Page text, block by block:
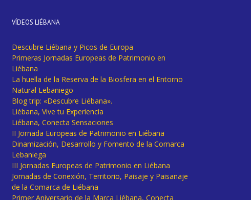
VÍDEOS LIÉBANA
Descubre Liébana y Picos de Europa
Primeras Jornadas Europeas de Patrimonio en
Liébana
La huella de la Reserva de la Biosfera en el Entorno
Natural Lebaniego
Blog trip: «Descubre Liébana».
Liébana, Vive tu Experiencia
Liébana, Conecta Sensaciones
II Jornada Europeas de Patrimonio en Liébana
Dinamización, Desarrollo y Fomento de la Comarca
Lebaniega
III Jornadas Europeas de Patrimonio en Liébana
Jornadas de Conexión, Territorio, Paisaje y Paisanaje
de la Comarca de Liébana
Primer Aniversario de la Marca Liébana, Conecta